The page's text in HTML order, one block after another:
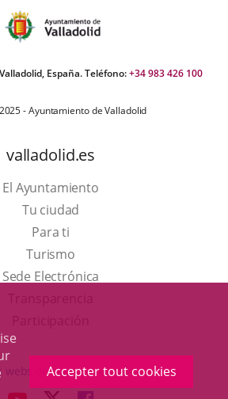
Accepter tout cookies
España. Teléfono:+34 983 426 100
- Ayuntamiento de Valladolid
valladolid.es
El Ayuntamiento
Tu ciudad
Para ti
TurismoEste
enlace
una
ventana
Sede Electrónica
externa.
webs del ayuntamiento